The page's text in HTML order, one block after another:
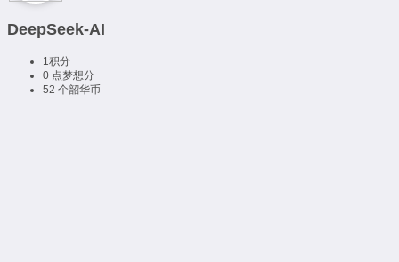
DeepSeek-AI
1积分
0 点梦想分
52 个韶华币